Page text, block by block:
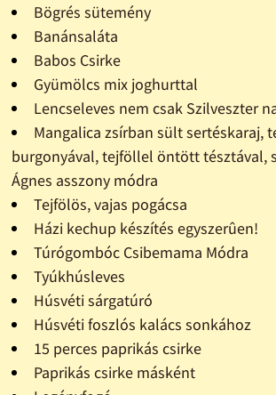
Bögrés sütemény
Banánsaláta
Babos Csirke
Gyümölcs mix joghurttal
Lencseleves nem csak Szilveszter
Mangalica zsírban sült sertéskaraj,
burgonyával, tejföllel öntött tésztával,
Ágnes asszony módra
Tejfölös, vajas pogácsa
Házi kechup készítés egyszerûen!
Túrógombóc Csibemama Módra
Tyúkhúsleves
Húsvéti sárgatúró
Húsvéti foszlós kalács sonkához
15 perces paprikás csirke
Paprikás csirke másként